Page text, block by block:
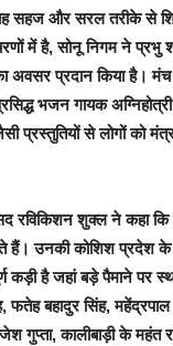
सहज और सरल तरीके से
चरणों में है, सोनू निगम ने
अवसर प्रदान किया है। मंच
भजन गायक
प्रस्तुतियों से लोगों को
रविकिशन शुक्ल ने कहा
हैं। उनकी कोशिश प्रदेश
कड़ी है जहां बड़े पैमाने
फतेह बहादुर सिंह,
गुप्ता, कालीबाड़ी के